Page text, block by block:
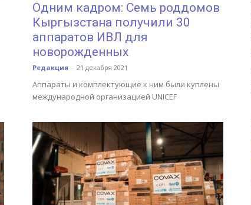
Одним кадром: Семь роддомов
Кыргызстана получили 30
аппаратов ИВЛ для
новорожденных
Редакция - 21 декабря 2021
Аппараты и комплектующие к ним были куплены
международной организацией UNICEF